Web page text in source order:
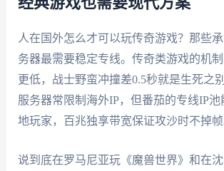
人在国外怎么才可以玩传奇游戏？那些
务器最需要稳定专线。传奇类游戏的机
更低，战士野蛮冲撞差0.5秒就是生死之
服务器常限制海外IP，但番茄的专线IP
地玩家，百兆独享带宽保证攻沙时不掉帧
说到底在罗马尼亚玩《魔兽世界》和在